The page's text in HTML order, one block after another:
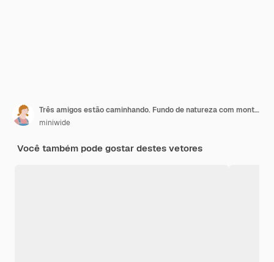
Três amigos estão caminhando. Fundo de natureza com montanhas ao longe.
miniwide
Você também pode gostar destes vetores